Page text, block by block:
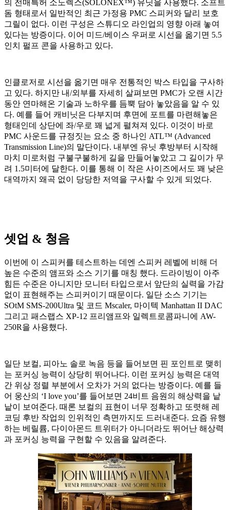
의 전매특허 소노렉스(SOLONEX™) 유닛을 사용했다. 소프트
돔 형태로서 일반적인 최근 가정용 PMC 스피커와 달리 보호
그릴이 없다. 이런 구성은 스튜디오 라인업의 영향 아래 놓여
있다는 방증이다. 이어 미드/베이스 우퍼로 시선을 옮기면 5.5
인치 펄프 콘을 사용하고 있다.
인클로저로 시선을 옮기면 매우 전통적인 박스 타입을 구사하
고 있다. 하지만 내/외부를 자세히 살펴보면 PMC가 오랜 시간
동안 연마해온 기술과 노하우를 듬뿍 담아 놓았음을 알 수 있
다. 예를 들어 캐비닛은 다부지며 후면에 포트를 마련해놓은
형태인데 상단에 좌/우로 꽤 넓게 펼쳐져 있다. 이것이 바로
PMC 사운드를 규정짓는 요소 중 하나인 ATL™ (Advanced
Transmission Line)의 말단이다. 내부엔 유닛 후방부터 시작해
마치 미로처럼 구불구불하게 길을 만들어놓았고 그 길이가 무
려 1.5미터에 달한다. 이를 통해 이 작은 사이즈에서도 꽤 낮은
대역까지 왜곡 없이 당당한 저역을 구사할 수 있게 되었다.
셋업 & 청음
이번에 이 스피커를 테스트하는 데엔 스피커 레벨에 비해 더
높은 수준의 앰프와 소스 기기를 매칭 했다. 드라이빙이 아주
힘든 수준은 아니지만 모니터 타입으로서 앞단의 실력을 가감
없이 표현해주는 스피커이기 때문이다. 일단 소스 기기는
SOtM SMS-200Ultra 및 코드 Mscaler, 마이텍 Manhattan II DAC
그리고 패스랩스 XP-12 프리앰프와 일렉트로콤파니에 AW-
250R을 사용했다.
일단 보컬, 피아노 솔로 녹음 등을 들어보면 핀 포인트로 맺히
는 포커싱 능력이 상당히 뛰어나다. 이런 포커싱 능력은 대역
간 위상 정렬 부분에서 오차가 거의 없다는 방증이다. 예를 들
어 웅산의 ‘I love you’를 들어보면 24비트 음원의 해상력을 낱
낱이 보여준다. 때론 보컬의 표현이 너무 정확하고 또렷해 레
코딩 후반 작업의 인위적인 측면까지도 드러내준다. 요즘 유행
하는 베릴륨, 다이아몬드 트위터가 아니더라도 뛰어난 해상력
과 포커싱 능력을 구현할 수 있음을 알려준다.